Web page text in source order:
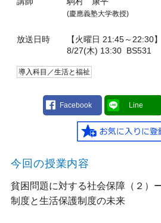
(慶應義塾大学教授)
放送日時
【火曜日 21:45～22:30】
8/27(木) 13:30BS531
導入科目／生活と福祉
Facebook Line
今回の授業内容
貧困問題に対する社会保障（２）
制度と生活保護制度の未来